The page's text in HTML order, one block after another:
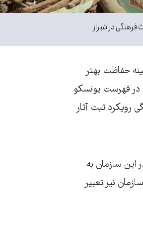
فرهنگی در شیراز
حفاظت بهتر
در فهرست یونسکو
ثبت آثار
این سازمان به
نیز تعبیر